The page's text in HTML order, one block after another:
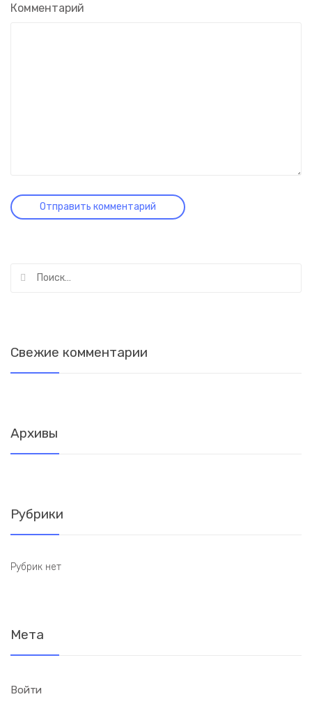
Комментарий
Свежие комментарии
Архивы
Рубрики
Рубрик нет
Мета
Войти